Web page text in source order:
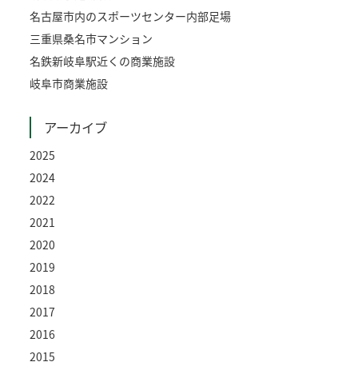
名古屋市内のスポーツセンター内部足場
三重県桑名市マンション
名鉄新岐阜駅近くの商業施設
岐阜市商業施設
アーカイブ
2025
2024
2022
2021
2020
2019
2018
2017
2016
2015